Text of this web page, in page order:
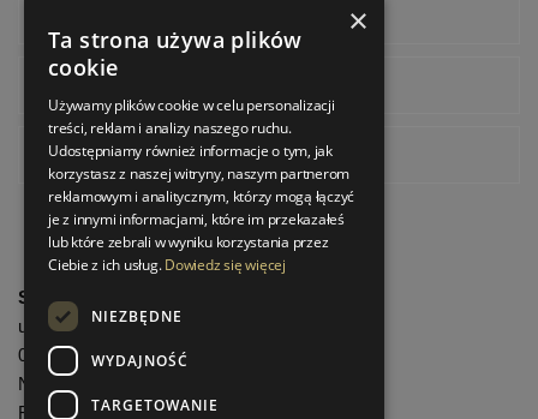
Pinterest
StrefaLuksusu.pl
ul. Bartycka 24/26 Pawilon 227
00-716 Warszawa
NIP: 8251972213
REGON: 06035139
×
Ta strona używa plików
cookie
Używamy plików cookie w celu personalizacji
treści, reklam i analizy naszego ruchu.
Udostępniamy również informacje o tym, jak
korzystasz z naszej witryny, naszym partnerom
reklamowym i analitycznym, którzy mogą łączyć
je z innymi informacjami, które im przekazałeś
lub które zebrali w wyniku korzystania przez
Ciebie z ich usług.Dowiedz się więcej
NIEZBĘDNE
WYDAJNOŚĆ
TARGETOWANIE